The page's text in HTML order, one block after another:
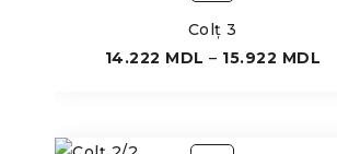
Colț 3
14.222 MDL – 15.922 MDL